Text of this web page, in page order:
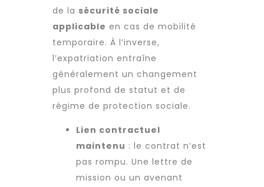
de la sécurité sociale
applicable en cas de mobilité
temporaire. À l’inverse,
l’expatriation entraîne
généralement un changement
plus profond de statut et de
régime de protection sociale.
Lien contractuel
maintenu : le contrat n’est
pas rompu. Une lettre de
mission ou un avenant